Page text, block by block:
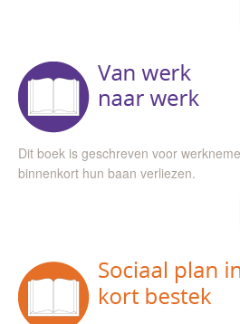
Dit boek is geschreven voor
binnenkort hun baan verliezen.